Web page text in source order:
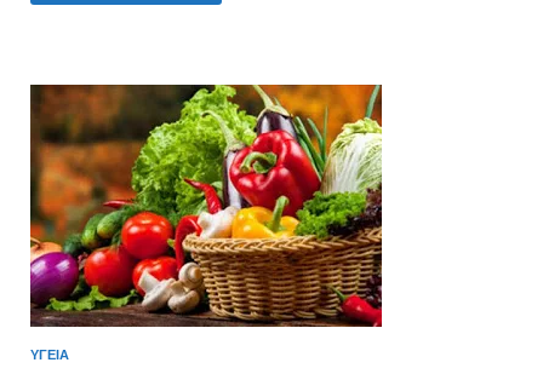
o
o
k
t
σ
τε
ίτ
ε
ΥΓΕΙΑ